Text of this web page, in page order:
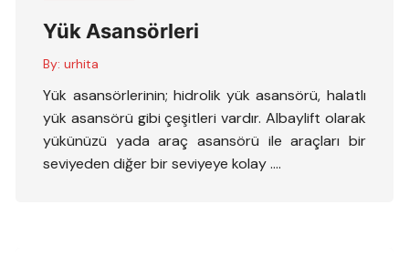
Yük Asansörleri
By: urhita
Yük asansörlerinin; hidrolik yük asansörü, halatlı
yük asansörü gibi çeşitleri vardır. Albaylift olarak
yükünüzü yada araç asansörü ile araçları bir
seviyeden diğer bir seviyeye kolay ….